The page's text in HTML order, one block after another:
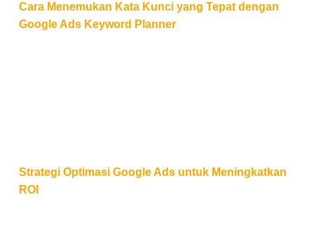
Cara Menemukan Kata Kunci yang Tepat dengan
Google Ads Keyword Planner
Strategi Optimasi Google Ads untuk Meningkatkan
ROI